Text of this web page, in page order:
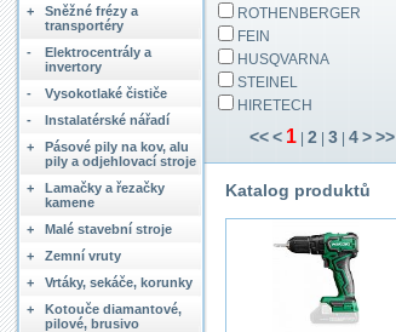
ROTHENBERGER
FEIN
HUSQVARNA
STEINEL
HIRETECH
<<< 1 2 3 4>>>
Katalog produktů
+
Sněžné frézy a
transportéry
-
Elektrocentrály a
invertory
-
Vysokotlaké čističe
-
Instalatérské nářadí
+
Pásové pily na kov, alu
pily a odjehlovací stroje
+
Lamačky a řezačky
kamene
+
Malé stavební stroje
+
Zemní vruty
+
Vrtáky, sekáče, korunky
+
Kotouče diamantové,
pilové, brusivo